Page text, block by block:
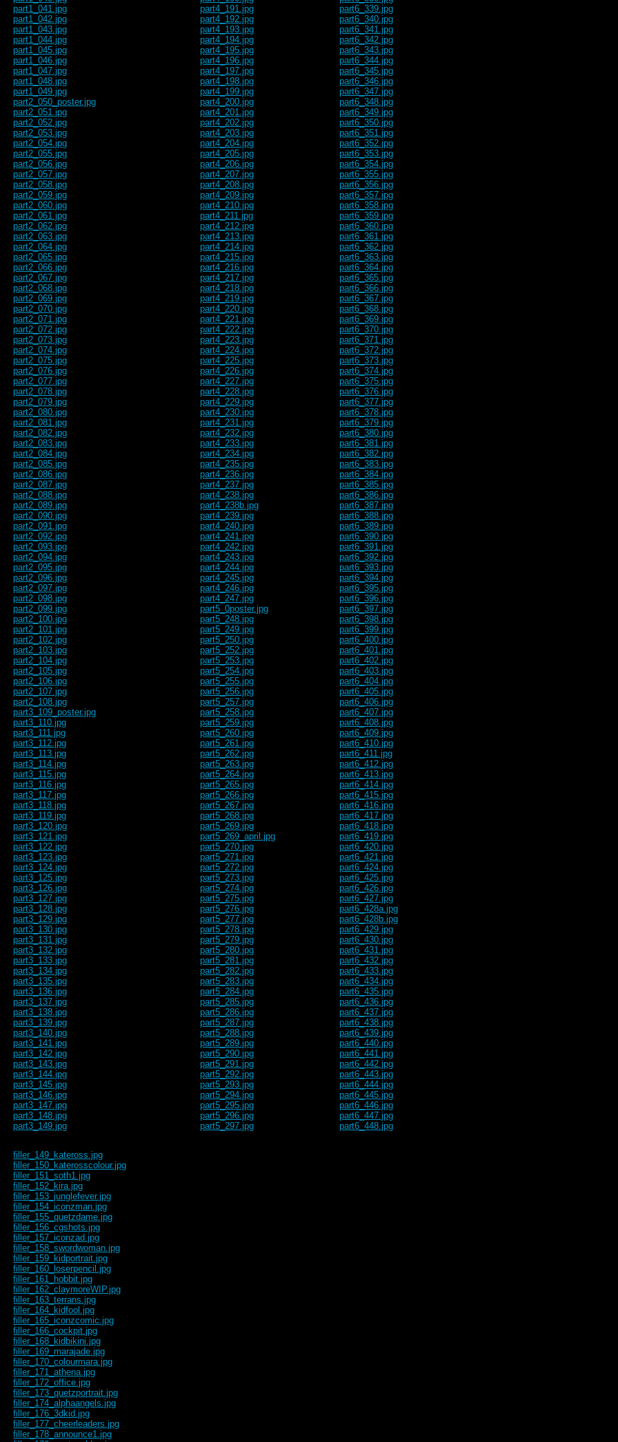
part1_041.jpg
part1_042.jpg
part1_043.jpg
part1_044.jpg
part1_045.jpg
part1_046.jpg
part1_047.jpg
part1_048.jpg
part1_049.jpg
part2_050_poster.jpg
part2_051.jpg
part2_052.jpg
part2_053.jpg
part2_054.jpg
part2_055.jpg
part2_056.jpg
part2_057.jpg
part2_058.jpg
part2_059.jpg
part2_060.jpg
part2_061.jpg
part2_062.jpg
part2_063.jpg
part2_064.jpg
part2_065.jpg
part2_066.jpg
part2_067.jpg
part2_068.jpg
part2_069.jpg
part2_070.jpg
part2_071.jpg
part2_072.jpg
part2_073.jpg
part2_074.jpg
part2_075.jpg
part2_076.jpg
part2_077.jpg
part2_078.jpg
part2_079.jpg
part2_080.jpg
part2_081.jpg
part2_082.jpg
part2_083.jpg
part2_084.jpg
part2_085.jpg
part2_086.jpg
part2_087.jpg
part2_088.jpg
part2_089.jpg
part2_090.jpg
part2_091.jpg
part2_092.jpg
part2_093.jpg
part2_094.jpg
part2_095.jpg
part2_096.jpg
part2_097.jpg
part2_098.jpg
part2_099.jpg
part2_100.jpg
part2_101.jpg
part2_102.jpg
part2_103.jpg
part2_104.jpg
part2_105.jpg
part2_106.jpg
part2_107.jpg
part2_108.jpg
part3_109_poster.jpg
part3_110.jpg
part3_111.jpg
part3_112.jpg
part3_113.jpg
part3_114.jpg
part3_115.jpg
part3_116.jpg
part3_117.jpg
part3_118.jpg
part3_119.jpg
part3_120.jpg
part3_121.jpg
part3_122.jpg
part3_123.jpg
part3_124.jpg
part3_125.jpg
part3_126.jpg
part3_127.jpg
part3_128.jpg
part3_129.jpg
part3_130.jpg
part3_131.jpg
part3_132.jpg
part3_133.jpg
part3_134.jpg
part3_135.jpg
part3_136.jpg
part3_137.jpg
part3_138.jpg
part3_139.jpg
part3_140.jpg
part3_141.jpg
part3_142.jpg
part3_143.jpg
part3_144.jpg
part3_145.jpg
part3_146.jpg
part3_147.jpg
part3_148.jpg
part3_149.jpg
part4_191.jpg
part4_192.jpg
part4_193.jpg
part4_194.jpg
part4_195.jpg
part4_196.jpg
part4_197.jpg
part4_198.jpg
part4_199.jpg
part4_200.jpg
part4_201.jpg
part4_202.jpg
part4_203.jpg
part4_204.jpg
part4_205.jpg
part4_206.jpg
part4_207.jpg
part4_208.jpg
part4_209.jpg
part4_210.jpg
part4_211.jpg
part4_212.jpg
part4_213.jpg
part4_214.jpg
part4_215.jpg
part4_216.jpg
part4_217.jpg
part4_218.jpg
part4_219.jpg
part4_220.jpg
part4_221.jpg
part4_222.jpg
part4_223.jpg
part4_224.jpg
part4_225.jpg
part4_226.jpg
part4_227.jpg
part4_228.jpg
part4_229.jpg
part4_230.jpg
part4_231.jpg
part4_232.jpg
part4_233.jpg
part4_234.jpg
part4_235.jpg
part4_236.jpg
part4_237.jpg
part4_238.jpg
part4_238b.jpg
part4_239.jpg
part4_240.jpg
part4_241.jpg
part4_242.jpg
part4_243.jpg
part4_244.jpg
part4_245.jpg
part4_246.jpg
part4_247.jpg
part5_0poster.jpg
part5_248.jpg
part5_249.jpg
part5_250.jpg
part5_252.jpg
part5_253.jpg
part5_254.jpg
part5_255.jpg
part5_256.jpg
part5_257.jpg
part5_258.jpg
part5_259.jpg
part5_260.jpg
part5_261.jpg
part5_262.jpg
part5_263.jpg
part5_264.jpg
part5_265.jpg
part5_266.jpg
part5_267.jpg
part5_268.jpg
part5_269.jpg
part5_269_april.jpg
part5_270.jpg
part5_271.jpg
part5_272.jpg
part5_273.jpg
part5_274.jpg
part5_275.jpg
part5_276.jpg
part5_277.jpg
part5_278.jpg
part5_279.jpg
part5_280.jpg
part5_281.jpg
part5_282.jpg
part5_283.jpg
part5_284.jpg
part5_285.jpg
part5_286.jpg
part5_287.jpg
part5_288.jpg
part5_289.jpg
part5_290.jpg
part5_291.jpg
part5_292.jpg
part5_293.jpg
part5_294.jpg
part5_295.jpg
part5_296.jpg
part5_297.jpg
part6_339.jpg
part6_340.jpg
part6_341.jpg
part6_342.jpg
part6_343.jpg
part6_344.jpg
part6_345.jpg
part6_346.jpg
part6_347.jpg
part6_348.jpg
part6_349.jpg
part6_350.jpg
part6_351.jpg
part6_352.jpg
part6_353.jpg
part6_354.jpg
part6_355.jpg
part6_356.jpg
part6_357.jpg
part6_358.jpg
part6_359.jpg
part6_360.jpg
part6_361.jpg
part6_362.jpg
part6_363.jpg
part6_364.jpg
part6_365.jpg
part6_366.jpg
part6_367.jpg
part6_368.jpg
part6_369.jpg
part6_370.jpg
part6_371.jpg
part6_372.jpg
part6_373.jpg
part6_374.jpg
part6_375.jpg
part6_376.jpg
part6_377.jpg
part6_378.jpg
part6_379.jpg
part6_380.jpg
part6_381.jpg
part6_382.jpg
part6_383.jpg
part6_384.jpg
part6_385.jpg
part6_386.jpg
part6_387.jpg
part6_388.jpg
part6_389.jpg
part6_390.jpg
part6_391.jpg
part6_392.jpg
part6_393.jpg
part6_394.jpg
part6_395.jpg
part6_396.jpg
part6_397.jpg
part6_398.jpg
part6_399.jpg
part6_400.jpg
part6_401.jpg
part6_402.jpg
part6_403.jpg
part6_404.jpg
part6_405.jpg
part6_406.jpg
part6_407.jpg
part6_408.jpg
part6_409.jpg
part6_410.jpg
part6_411.jpg
part6_412.jpg
part6_413.jpg
part6_414.jpg
part6_415.jpg
part6_416.jpg
part6_417.jpg
part6_418.jpg
part6_419.jpg
part6_420.jpg
part6_421.jpg
part6_424.jpg
part6_425.jpg
part6_426.jpg
part6_427.jpg
part6_428a.jpg
part6_428b.jpg
part6_429.jpg
part6_430.jpg
part6_431.jpg
part6_432.jpg
part6_433.jpg
part6_434.jpg
part6_435.jpg
part6_436.jpg
part6_437.jpg
part6_438.jpg
part6_439.jpg
part6_440.jpg
part6_441.jpg
part6_442.jpg
part6_443.jpg
part6_444.jpg
part6_445.jpg
part6_446.jpg
part6_447.jpg
part6_448.jpg
filler_149_kateross.jpg
filler_150_katerosscolour.jpg
filler_151_soth1.jpg
filler_152_kira.jpg
filler_153_junglefever.jpg
filler_154_iconzman.jpg
filler_155_quetzdame.jpg
filler_156_cgshots.jpg
filler_157_iconzad.jpg
filler_158_swordwoman.jpg
filler_159_kidportrait.jpg
filler_160_loserpencil.jpg
filler_161_hobbit.jpg
filler_162_claymoreWIP.jpg
filler_163_terrans.jpg
filler_164_kidfool.jpg
filler_165_iconzcomic.jpg
filler_166_cockpit.jpg
filler_168_kidbikini.jpg
filler_169_marajade.jpg
filler_170_colourmara.jpg
filler_171_athena.jpg
filler_172_office.jpg
filler_173_quetzportrait.jpg
filler_174_alphaangels.jpg
filler_176_3dkid.jpg
filler_177_cheerleaders.jpg
filler_178_announce1.jpg